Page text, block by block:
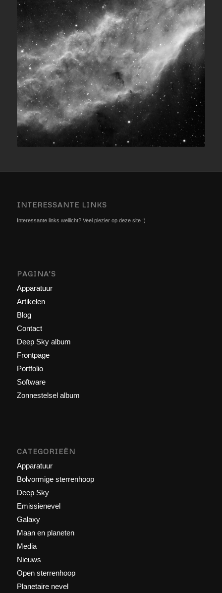
INTERESSANTE LINKS
Interessante links wellicht? Veel plezier op deze site :)
PAGINA’S
Apparatuur
Artikelen
Blog
Contact
Deep Sky album
Frontpage
Portfolio
Software
Zonnestelsel album
CATEGORIEËN
Apparatuur
Bolvormige sterrenhoop
Deep Sky
Emissienevel
Galaxy
Maan en planeten
Media
Nieuws
Open sterrenhoop
Planetaire nevel